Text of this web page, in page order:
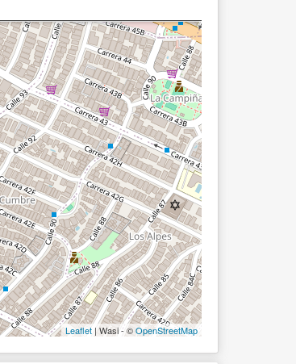
Leaflet | Wasi - ©OpenStreetMap